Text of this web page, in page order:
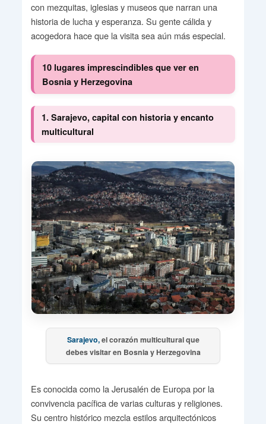
con mezquitas, iglesias y museos que narran una
historia de lucha y esperanza. Su gente cálida y
acogedora hace que la visita sea aún más especial.
10 lugares imprescindibles que ver en
Bosnia y Herzegovina
1. Sarajevo, capital con historia y encanto
multicultural
Sarajevo,el corazón multicultural que
debes visitar en Bosnia y Herzegovina
Es conocida como la Jerusalén de Europa por la
convivencia pacífica de varias culturas y religiones.
Su centro histórico mezcla estilos arquitectónicos